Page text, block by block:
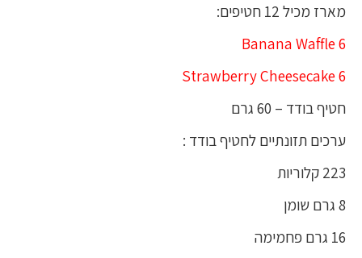
מארז מכיל 12 חטיפים:
6 Banana Waffle
Strawberry Cheesecake 6
חטיף בודד – 60 גרם
ערכים תזונתיים לחטיף בודד :
223 קלוריות
8 גרם שומן
16 גרם פחמימה